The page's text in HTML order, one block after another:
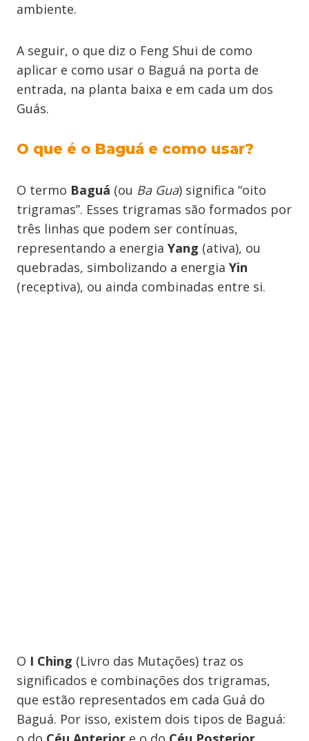
ambiente.
A seguir, o que diz o Feng Shui de como
aplicar e como usar o Baguá na porta de
entrada, na planta baixa e em cada um dos
Guás.
O que é o Baguá e como usar?
O termo Baguá (ou Ba Gua) significa “oito
trigramas”. Esses trigramas são formados por
três linhas que podem ser contínuas,
representando a energia Yang (ativa), ou
quebradas, simbolizando a energia Yin
(receptiva), ou ainda combinadas entre si.
O I Ching (Livro das Mutações) traz os
significados e combinações dos trigramas,
que estão representados em cada Guá do
Baguá. Por isso, existem dois tipos de Baguá: